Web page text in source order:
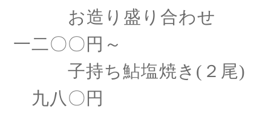
お造り盛り合わせ
一二〇〇円～
子持ち鮎塩焼き (２尾)
九八〇円